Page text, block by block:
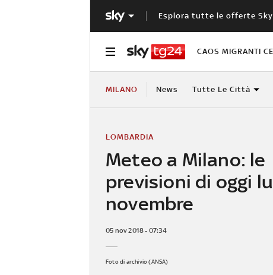
Esplora tutte le offerte Sky
CAOS MIGRANTI
MILANO News Tutte Le Città
Meteo a Milano: le
previsioni di oggi
novembre
LOMBARDIA
05 nov 2018 - 07:34
Foto di archivio (ANSA)